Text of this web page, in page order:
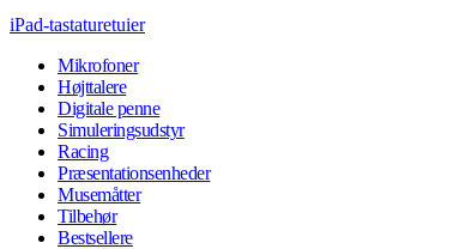
iPad-tastaturetuier
Mikrofoner
Højttalere
Digitale penne
Simuleringsudstyr
Racing
Præsentationsenheder
Musemåtter
Tilbehør
Bestsellere